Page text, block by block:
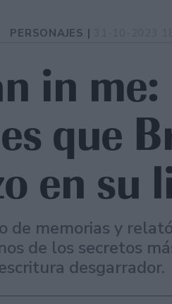
PERSONAJES |
in me:
que
en su
de memorias y
de los secretos
desgarrador.